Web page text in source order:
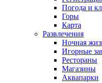
Погода и
Горы
Карта
Развлечения
Ночная
Игорные
Рестораны
Магазины
Аквапарки